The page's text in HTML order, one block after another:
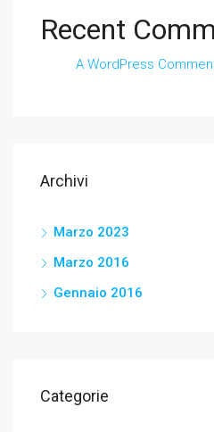
Recent
A WordPress
Archivi
Marzo 2023
Marzo 2016
Gennaio 2016
Categorie